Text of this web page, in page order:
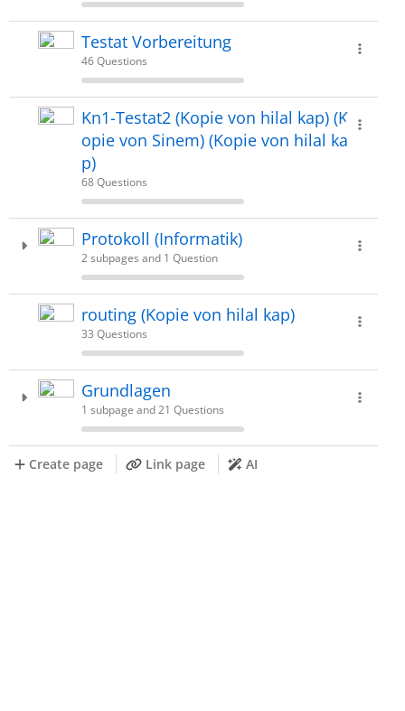
Testat Vorbereitung
46 Questions
Kn1-Testat2 (Kopie von hilal kap) (K
opie von Sinem) (Kopie von hilal ka
p)
68 Questions
Protokoll (Informatik)
2 subpages and 1 Question
routing (Kopie von hilal kap)
33 Questions
Grundlagen
1 subpage and 21 Questions
Create page Link page AI